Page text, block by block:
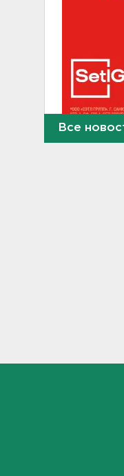
Рыбаков
за утро -
Комтранс
фоне
Все